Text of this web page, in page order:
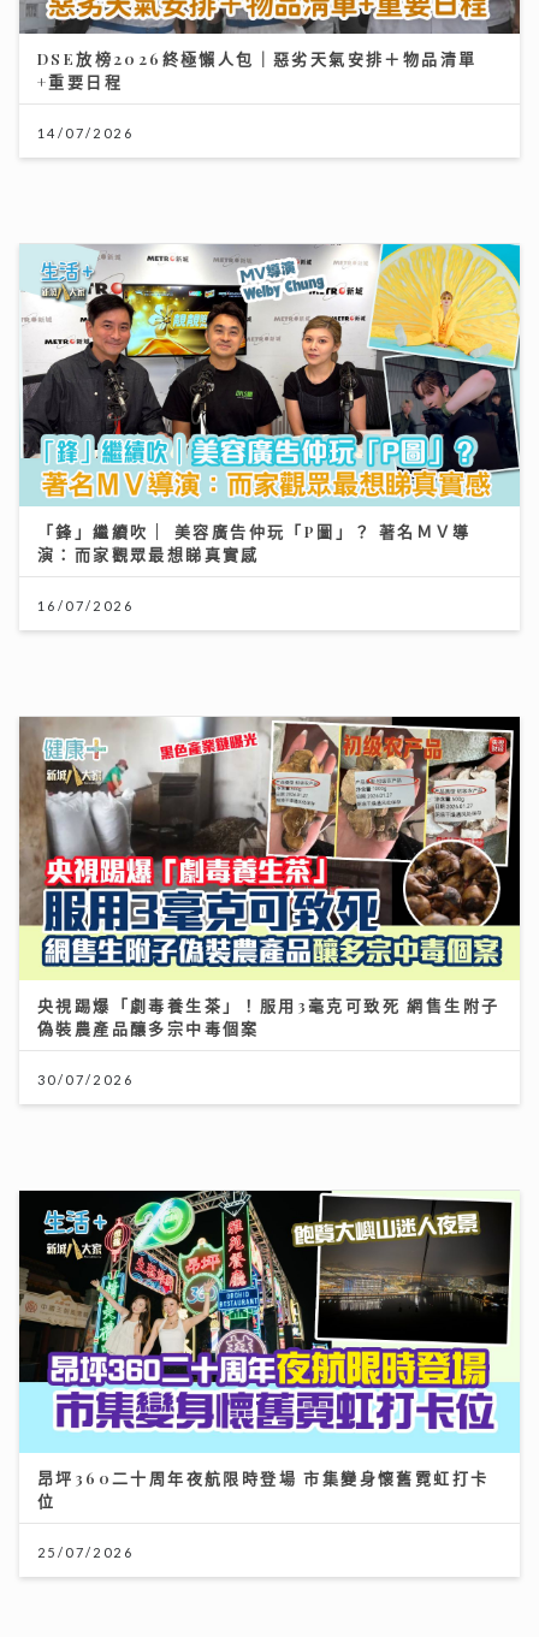
「鋒」繼續吹 | 美容廣告仲玩「P圖」？ 著名ＭＶ導
演：而家觀眾最想睇真實感
16/07/2026
央視踢爆「劇毒養生茶」！服用3毫克可致死 網售生附子
偽裝農產品釀多宗中毒個案
30/07/2026
《梨事會》｜唐詩詠讚劇組每日畀足八小時休息 潘燦良
回到舊居彩虹邨拍劇好感觸